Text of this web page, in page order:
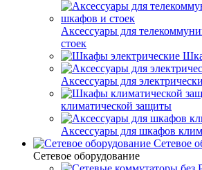
Аксессуары для
стоек
Аксессуары для
климатической защиты
Аксессуары для шкафов
Сетевое
Сетевое оборудование